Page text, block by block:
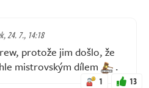
24. 7., 14:18
protože jim došlo, že
mistrovským dílem
.
1 13